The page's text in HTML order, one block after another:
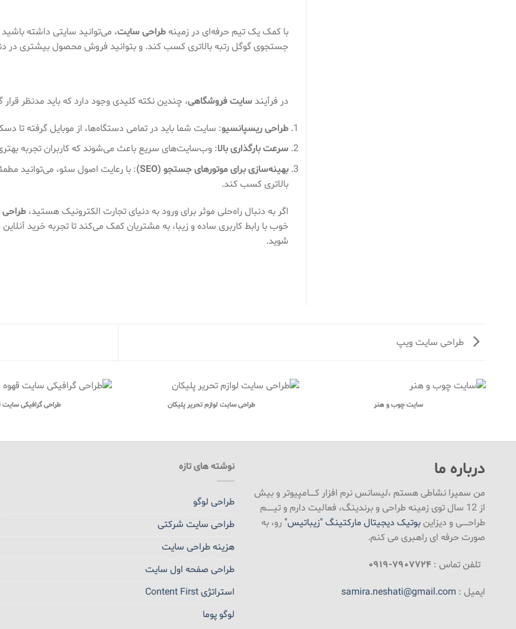
با کمک یک تیم حرفه‌ای در زمینهطراحی سایت، می‌توانید سایتی داشته
جستجوی گوگل رتبه بالاتری کسب کند. و بتوانید فروش محصول بیشتری در
در فرآیند سایت فروشگاهی، چندین نکته کلیدی وجود دارد که باید مدنظر قرار
طراحی ریسپانسیو: سایت شما باید در تمامی دستگاه‌ها، از موبایل گرفته تا
سرعت بارگذاری بالا: وب‌سایت‌های سریع باعث می‌شوند که کاربران تجربه
بهینه‌سازی برای موتورهای جستجو (SEO)
: با رعایت اصول سئو، می‌توانید
بالاتری کسب کند.
اگر به دنبال راه‌حلی موثر برای ورود به دنیای تجارت الکترونیک هستید،
خوب با رابط کاربری ساده و زیبا، به مشتریان کمک می‌کند تا تجربه خرید
شوید.
طراحی سایت ویپ
سایت چوب و هنر طراحی سایت لوازم تحریر پلیکان طراحی گرافیکی سایت
درباره ما
من سمیرا نشاطی هستم ،لیسانس نرم افزار کـــــامپیوتر و بیش
از 12 سال توی زمینه طراحی و برندینگ، فعالیت دارم و تیــــــم
طراحـــــی و دیزاین بوتیک دیجیتال مارکتینگ "زیباتیس" رو، به
صورت حرفه ای راهبری می کنم.
تلفن تماس : ۷۹۰۷۷۲۴-۰۹۱۹
ایمیل : samira.neshati@gmail.com
نوشته های تازه
طراحی لوگو
طراحی سایت شرکتی
هزینه طراحی سایت
طراحی صفحه اول سایت
استراتژی Content First
لوگو پوما